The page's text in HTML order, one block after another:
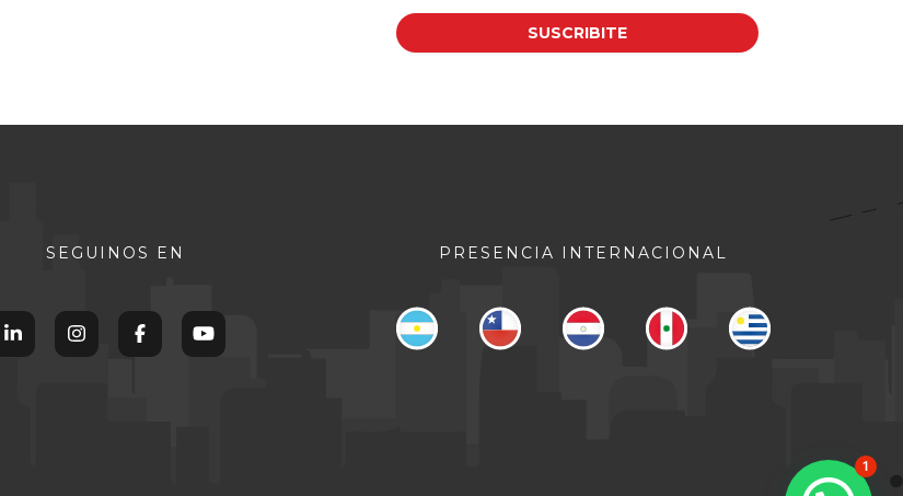
SEGUINOS EN PRESENCIA INTERNACIONAL
1